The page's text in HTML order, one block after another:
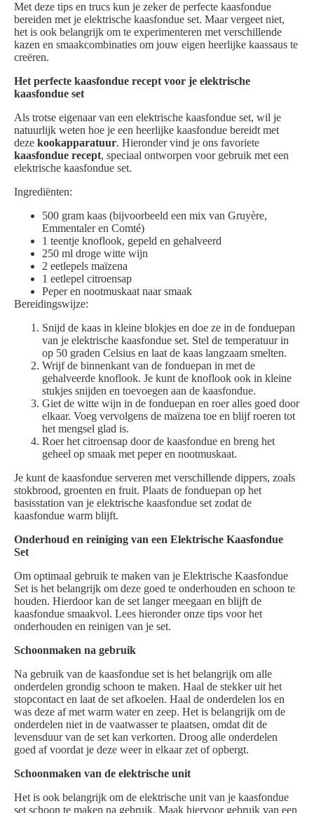
Met deze tips en trucs kun je zeker de perfecte kaasfondue
bereiden met je elektrische kaasfondue set. Maar vergeet niet,
het is ook belangrijk om te experimenteren met verschillende
kazen en smaakcombinaties om jouw eigen heerlijke kaassaus te
creëren.
Het perfecte kaasfondue recept voor je elektrische
kaasfondue set
Als trotse eigenaar van een elektrische kaasfondue set, wil je
natuurlijk weten hoe je een heerlijke kaasfondue bereidt met
deze kookapparatuur. Hieronder vind je ons favoriete
kaasfondue recept, speciaal ontworpen voor gebruik met een
elektrische kaasfondue set.
Ingrediënten:
500 gram kaas (bijvoorbeeld een mix van Gruyère,
Emmentaler en Comté)
1 teentje knoflook, gepeld en gehalveerd
250 ml droge witte wijn
2 eetlepels maïzena
1 eetlepel citroensap
Peper en nootmuskaat naar smaak
Bereidingswijze:
Snijd de kaas in kleine blokjes en doe ze in de fonduepan
van je elektrische kaasfondue set. Stel de temperatuur in
op 50 graden Celsius en laat de kaas langzaam smelten.
Wrijf de binnenkant van de fonduepan in met de
gehalveerde knoflook. Je kunt de knoflook ook in kleine
stukjes snijden en toevoegen aan de kaasfondue.
Giet de witte wijn in de fonduepan en roer alles goed door
elkaar. Voeg vervolgens de maïzena toe en blijf roeren tot
het mengsel glad is.
Roer het citroensap door de kaasfondue en breng het
geheel op smaak met peper en nootmuskaat.
Je kunt de kaasfondue serveren met verschillende dippers, zoals
stokbrood, groenten en fruit. Plaats de fonduepan op het
basisstation van je elektrische kaasfondue set zodat de
kaasfondue warm blijft.
Onderhoud en reiniging van een Elektrische Kaasfondue
Set
Om optimaal gebruik te maken van je Elektrische Kaasfondue
Set is het belangrijk om deze goed te onderhouden en schoon te
houden. Hierdoor kan de set langer meegaan en blijft de
kaasfondue smaakvol. Lees hieronder onze tips voor het
onderhouden en reinigen van je set.
Schoonmaken na gebruik
Na gebruik van de kaasfondue set is het belangrijk om alle
onderdelen grondig schoon te maken. Haal de stekker uit het
stopcontact en laat de set afkoelen. Haal de onderdelen los en
was deze af met warm water en zeep. Het is belangrijk om de
onderdelen niet in de vaatwasser te plaatsen, omdat dit de
levensduur van de set kan verkorten. Droog alle onderdelen
goed af voordat je deze weer in elkaar zet of opbergt.
Schoonmaken van de elektrische unit
Het is ook belangrijk om de elektrische unit van je kaasfondue
set schoon te maken na gebruik. Maak hiervoor gebruik van een